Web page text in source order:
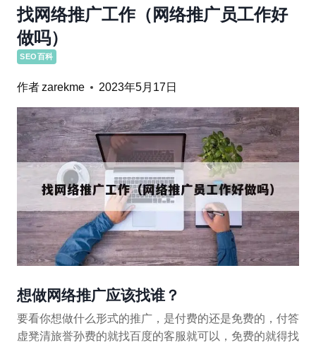
找网络推广工作（网络推广员工作好
做吗）
SEO百科
作者zarekme 2023年5月17日
想做网络推广应该找谁？
要看你想做什么形式的推广，是付费的还是免费的，付答
虚凳清旅誉孙费的就找百度的客服就可以，免费的就得找